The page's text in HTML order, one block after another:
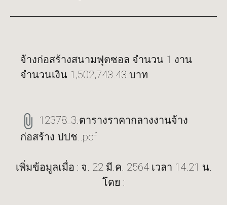
จ้างก่อสร้างสนามฟุตซอล จำนวน 1 งาน
จำนวนเงิน 1,502,743.43 บาท
12378_3.ตารางราคากลางงานจ้าง
ก่อสร้าง ปปช..pdf
เพิ่มข้อมูลเมื่อ : จ. 22 มี.ค. 2564 เวลา 14.21 น.
โดย :